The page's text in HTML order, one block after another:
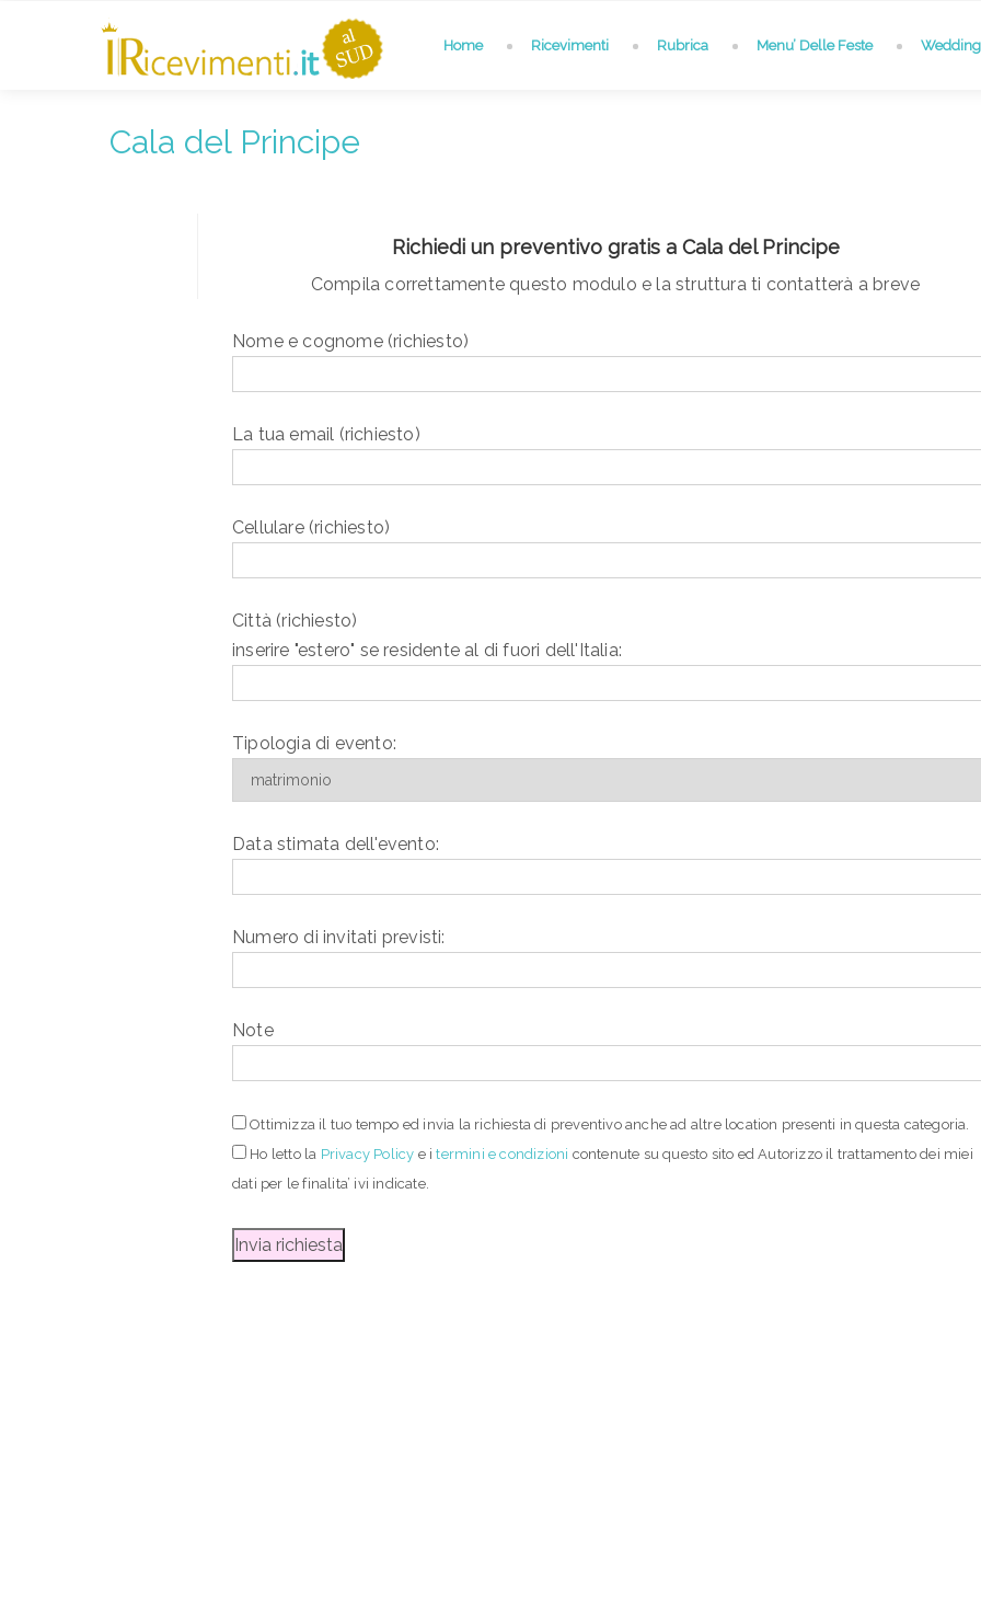
Home Ricevimenti Rubrica Menu’ Delle Feste
Cala del Principe
Richiedi un preventivo gratis a Cala del Principe
Compila correttamente questo modulo e la struttura ti contatterà a breve
Nome e cognome (richiesto)
La tua email (richiesto)
Cellulare (richiesto)
Città (richiesto)
inserire "estero" se residente al di fuori dell'Italia:
Tipologia di evento:
Data stimata dell'evento:
Numero di invitati previsti:
Note
Ottimizza il tuo tempo ed invia la richiesta di preventivo anche ad altre location presenti in questa categoria.
Ho letto la Privacy Policy e itermini e condizioni contenute su questo sito ed Autorizzo il trattamento dei miei
dati per le finalita’ ivi indicate.